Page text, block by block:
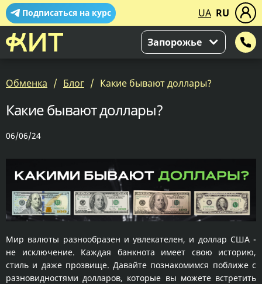
Подписаться на курс UA RU
Запорожье
Обменка Блог Какие бывают доллары?
Какие бывают доллары?
06/06/24
Мир валюты разнообразен и увлекателен, и доллар США -
не исключение. Каждая банкнота имеет свою историю,
стиль и даже прозвище. Давайте познакомимся поближе с
разновидностями долларов, которые вы можете встретить